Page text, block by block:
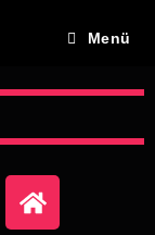
Menü